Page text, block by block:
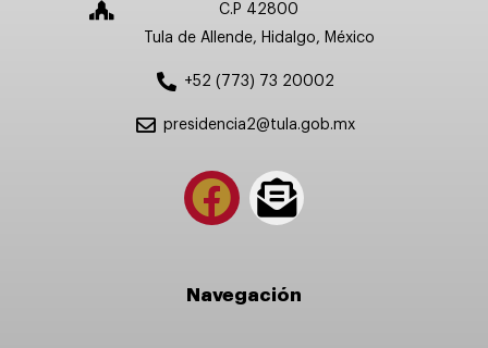
C.P 42800
Tula de Allende, Hidalgo, México
+52 (773) 73 20002
presidencia2@tula.gob.mx
Navegación